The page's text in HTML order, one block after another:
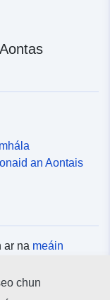
an Aontais
ar na meáin
chun